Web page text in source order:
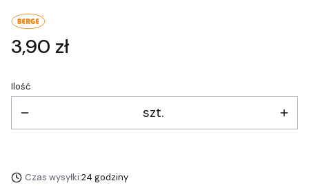
Cena
3,90 zł
Ilość
szt.
Czas wysyłki:24 godziny